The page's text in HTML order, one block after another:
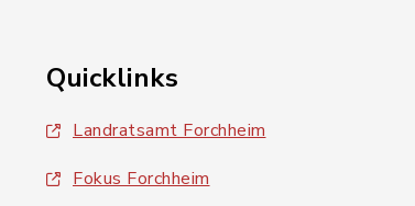
Quicklinks
Landratsamt Forchheim
Fokus Forchheim